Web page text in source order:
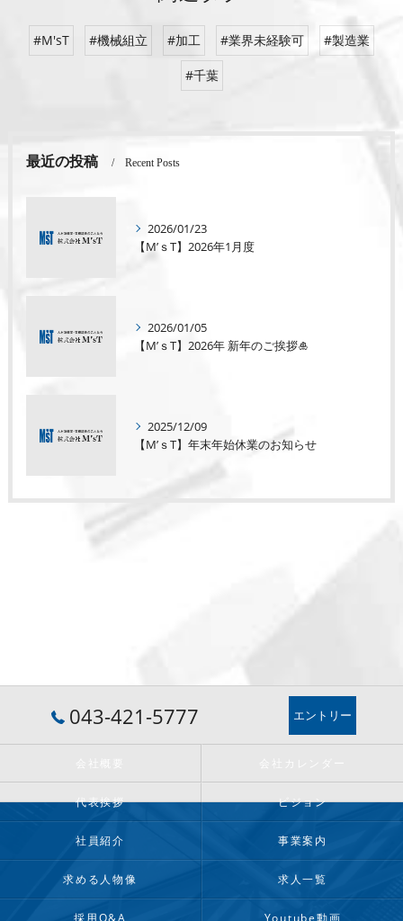
#M'sT #機械組立 #加工 #業界未経験可 #製造業
#千葉
最近の投稿 Recent Posts
2026/01/23
【M’ｓT】2026年1月度
2026/01/05
【M’ｓT】2026年 新年のご挨拶🎍
2025/12/09
【M’ｓT】年末年始休業のお知らせ
043-421-5777 エントリー
代表挨拶 ビジョン
社員紹介 事業案内
求める人物像 求人一覧
採用Q&A Youtube動画